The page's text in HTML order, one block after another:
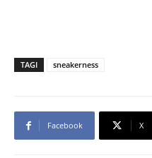
TAGI sneakerness
Facebook X